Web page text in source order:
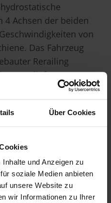
Über Cookies
und Anzeigen zu
soziale Medien anbieten
unsere Website zu
wir Informationen zu Ihrer
4 Achsen der beiden
von
Das Fahrzeug
Rerailing
ausgeliefert.
steht Ihnen unser
Verfügung.
Übersicht